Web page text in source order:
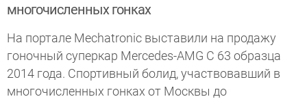
многочисленных гонках
На портале Mechatronic выставили на продажу
гоночный суперкар Mercedes-AMG C 63 образца
2014 года. Спортивный болид, участвовавший в
многочисленных гонках от Москвы до